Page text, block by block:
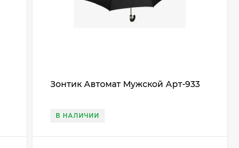
Зонтик Автомат Мужской Арт-933
В НАЛИЧИИ